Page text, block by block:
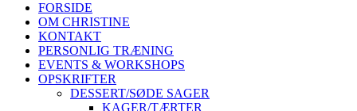
FORSIDE
OM CHRISTINE
KONTAKT
PERSONLIG TRÆNING
EVENTS & WORKSHOPS
OPSKRIFTER
DESSERT/SØDE SAGER
KAGER/TÆRTER